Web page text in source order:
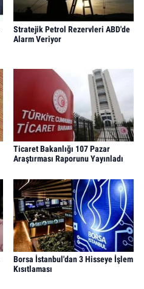
Stratejik Petrol Rezervleri ABD'de
Alarm Veriyor
Ticaret Bakanlığı 107 Pazar
Araştırması Raporunu Yayınladı
Borsa İstanbul'dan 3 Hisseye İşlem
Kısıtlaması